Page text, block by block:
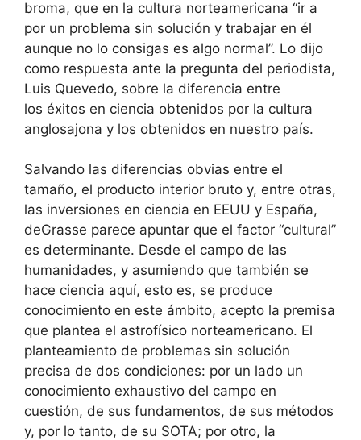
broma, que en la cultura norteamericana “ir a
por un problema sin solución y trabajar en él
aunque no lo consigas es algo normal”. Lo dijo
como respuesta ante la pregunta del periodista,
Luis Quevedo, sobre la diferencia entre
los éxitos en ciencia obtenidos por la cultura
anglosajona y los obtenidos en nuestro país.
Salvando las diferencias obvias entre el
tamaño, el producto interior bruto y, entre otras,
las inversiones en ciencia en EEUU y España,
deGrasse parece apuntar que el factor “cultural”
es determinante. Desde el campo de las
humanidades, y asumiendo que también se
hace ciencia aquí, esto es, se produce
conocimiento en este ámbito, acepto la premisa
que plantea el astrofísico norteamericano. El
planteamiento de problemas sin solución
precisa de dos condiciones: por un lado un
conocimiento exhaustivo del campo en
cuestión, de sus fundamentos, de sus métodos
y, por lo tanto, de su SOTA; por otro, la